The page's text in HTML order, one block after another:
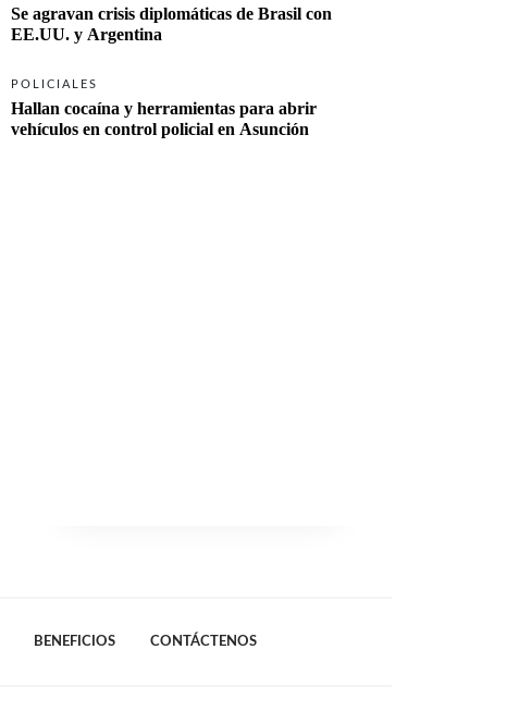
Se agravan crisis diplomáticas de Brasil con
EE.UU. y Argentina
POLICIALES
Hallan cocaína y herramientas para abrir
vehículos en control policial en Asunción
BENEFICIOS CONTÁCTENOS